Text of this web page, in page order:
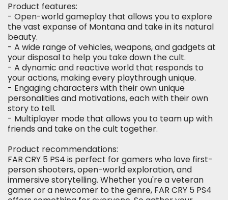
Product features:
- Open-world gameplay that allows you to explore
the vast expanse of Montana and take in its natural
beauty.
- A wide range of vehicles, weapons, and gadgets at
your disposal to help you take down the cult.
- A dynamic and reactive world that responds to
your actions, making every playthrough unique.
- Engaging characters with their own unique
personalities and motivations, each with their own
story to tell.
- Multiplayer mode that allows you to team up with
friends and take on the cult together.
Product recommendations:
FAR CRY 5 PS4 is perfect for gamers who love first-
person shooters, open-world exploration, and
immersive storytelling. Whether you're a veteran
gamer or a newcomer to the genre, FAR CRY 5 PS4